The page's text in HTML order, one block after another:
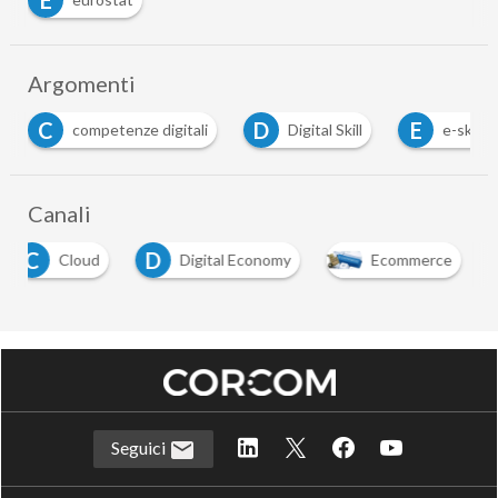
Argomenti
D
Digital Skill E e-skill I intelligenza artificiale
Canali
C
Cloud D Digital Economy Ecommerce
Seguici